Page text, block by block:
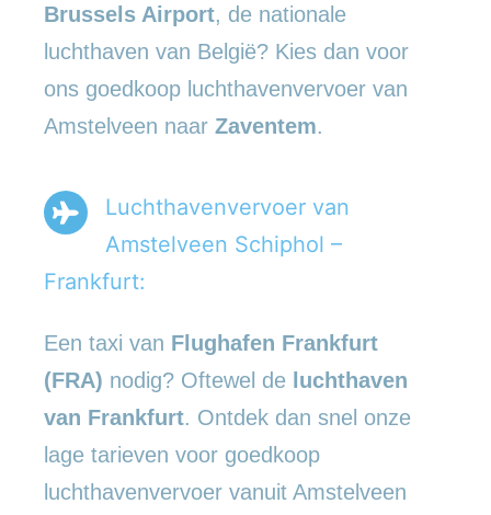
Brussels Airport, de nationale
luchthaven van België? Kies dan voor
ons goedkoop luchthavenvervoer van
Amstelveen naar Zaventem.
Luchthavenvervoer van
Amstelveen Schiphol –
Frankfurt:
Een taxi van Flughafen Frankfurt
(FRA) nodig? Oftewel de luchthaven
van Frankfurt. Ontdek dan snel onze
lage tarieven voor goedkoop
luchthavenvervoer vanuit Amstelveen